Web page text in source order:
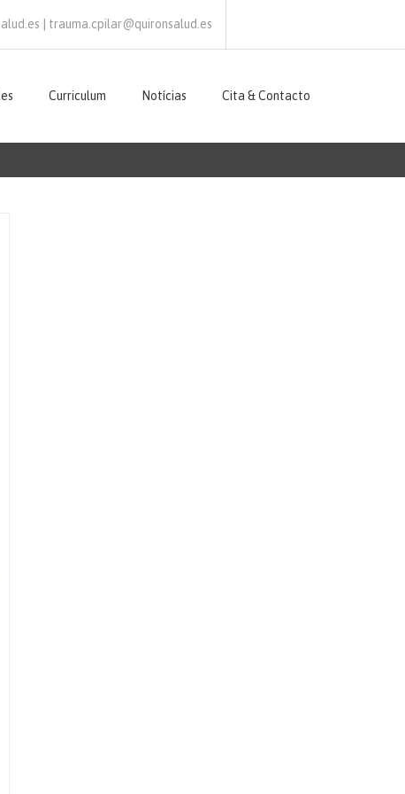
| trauma.cpilar@quironsalud.es
Curriculum Notícias Cita & Contacto